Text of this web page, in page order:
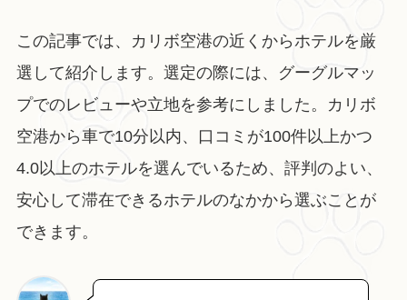
この記事では、カリボ空港の近くからホテルを厳
選して紹介します。選定の際には、グーグルマッ
プでのレビューや立地を参考にしました。カリボ
空港から車で10分以内、口コミが100件以上かつ
4.0以上のホテルを選んでいるため、評判のよい、
安心して滞在できるホテルのなかから選ぶことが
できます。